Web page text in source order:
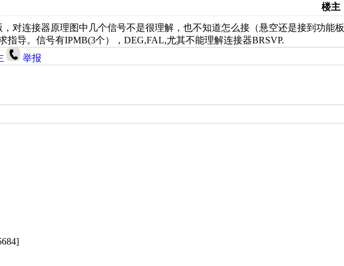
楼主
对连接器原理图中几个信号不是很理解，也不知道怎么接（悬空还是接到功能板
指导。信号有IPMB(3个），DEG,FAL,尤其不能理解连接器BRSVP.
举报